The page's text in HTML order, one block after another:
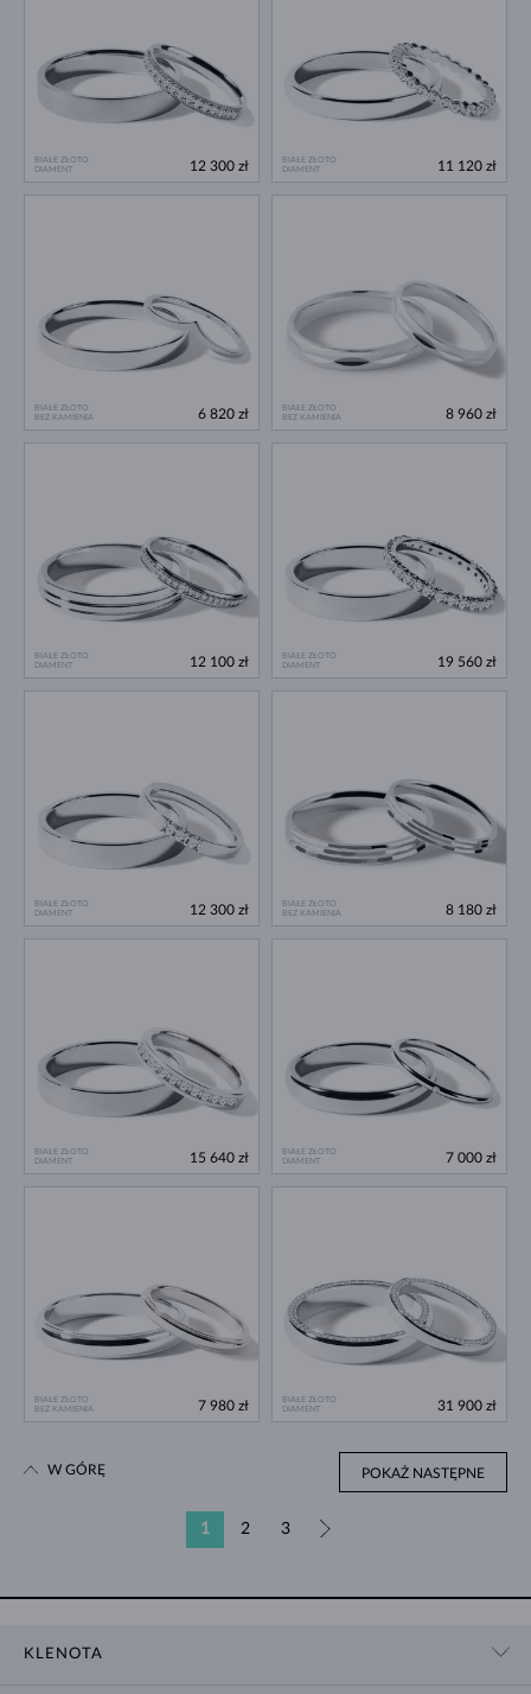
BIAŁE ZŁOTO
DIAMENT
12 300 zł
BIAŁE ZŁOTO
DIAMENT
11 120 zł
BIAŁE ZŁOTO
BEZ KAMIENIA
6 820 zł
BIAŁE ZŁOTO
BEZ KAMIENIA
8 960 zł
BIAŁE ZŁOTO
DIAMENT
12 100 zł
BIAŁE ZŁOTO
DIAMENT
19 560 zł
BIAŁE ZŁOTO
DIAMENT
12 300 zł
BIAŁE ZŁOTO
BEZ KAMIENIA
8 180 zł
BIAŁE ZŁOTO
DIAMENT
15 640 zł
BIAŁE ZŁOTO
DIAMENT
7 000 zł
BIAŁE ZŁOTO
BEZ KAMIENIA
7 980 zł
BIAŁE ZŁOTO
DIAMENT
31 900 zł
POKAŻ NASTĘPNE
1 2 3
W GÓRĘ
KLENOTA